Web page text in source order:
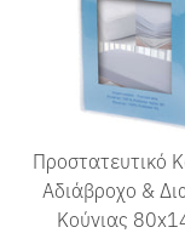
Προστατευτικό
Αδιάβροχο &
Κούνιας